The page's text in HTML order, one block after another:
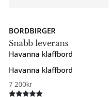
BORDBIRGER
Snabb leverans
Havanna klaffbord
Havanna klaffbord
7 200kr